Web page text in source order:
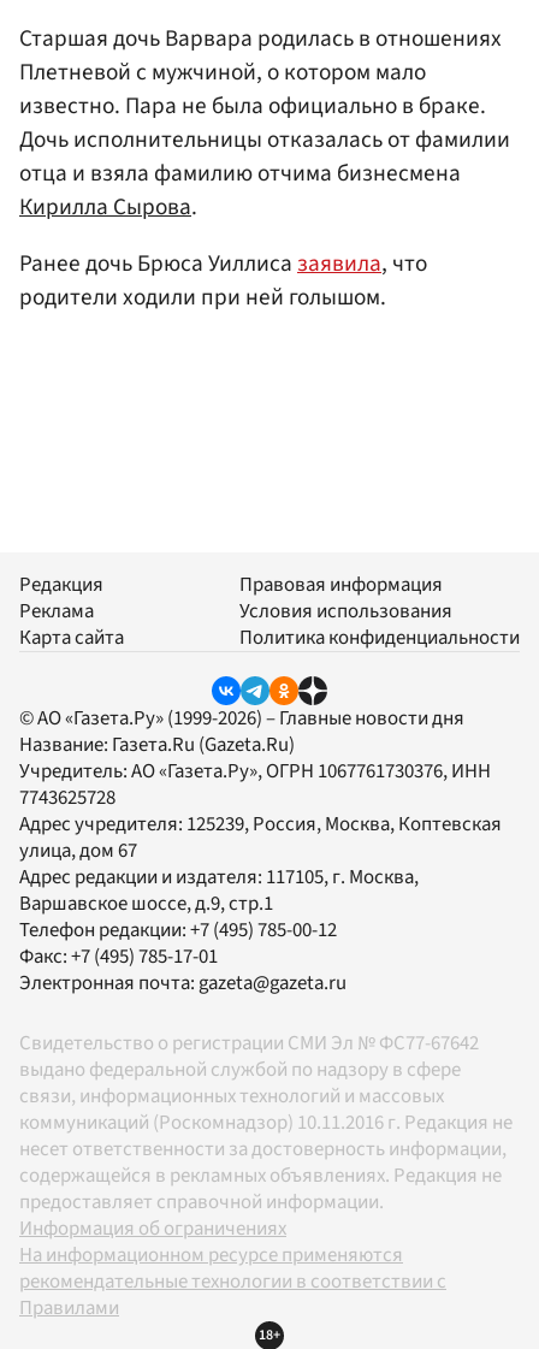
Старшая дочь Варвара родилась в отношениях
Плетневой с мужчиной, о котором мало
известно. Пара не была официально в браке.
Дочь исполнительницы отказалась от фамилии
отца и взяла фамилию отчима бизнесмена
Кирилла Сырова.
Ранее дочь Брюса Уиллисазаявила, что
родители ходили при ней голышом.
Редакция
Реклама
Карта сайта
Правовая информация
Условия использования
Политика конфиденциальности
© АО «Газета.Ру» (1999-2026) – Главные новости дня
Название: Газета.Ru (Gazeta.Ru)
Учредитель:АО «Газета.Ру», ОГРН 1067761730376, ИНН
7743625728
Адрес учредителя: 125239, Россия, Москва, Коптевская
улица, дом 67
Адрес редакции и издателя: 117105, г. Москва,
Варшавское шоссе, д.9, стр.1
Телефон редакции:+7 (495) 785-00-12
Факс:+7 (495) 785-17-01
Электронная почта: gazeta@gazeta.ru
Свидетельство о регистрации СМИ Эл № ФС77-67642
выдано федеральной службой по надзору в сфере
связи, информационных технологий и массовых
коммуникаций (Роскомнадзор) 10.11.2016 г. Редакция не
несет ответственности за достоверность информации,
содержащейся в рекламных объявлениях. Редакция не
предоставляет справочной информации.
Информация об ограничениях
На информационном ресурсе применяются
рекомендательные технологии в соответствии с
Правилами
18+